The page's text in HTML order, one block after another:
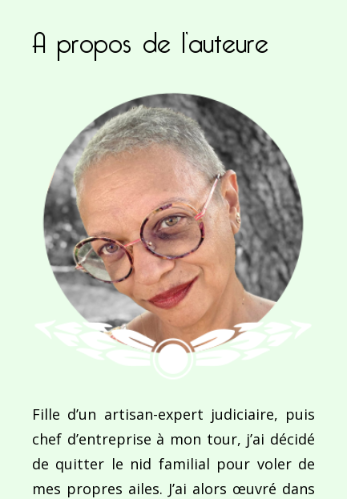
A propos de l’auteure
Fille d’un artisan-expert judiciaire, puis
chef d’entreprise à mon tour, j’ai décidé
de quitter le nid familial pour voler de
mes propres ailes. J’ai alors œuvré dans